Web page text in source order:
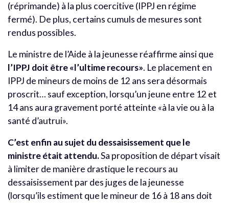
(réprimande) à la plus coercitive (IPPJ en régime
fermé). De plus, certains cumuls de mesures sont
rendus possibles.
Le ministre de l’Aide à la jeunesse réaffirme ainsi que
l’IPPJ doit être «l’ultime recours». Le placement en
IPPJ de mineurs de moins de 12 ans sera désormais
proscrit… sauf exception, lorsqu’un jeune entre 12 et
14 ans aura gravement porté atteinte «à la vie ou à la
santé d’autrui».
C’est enfin au sujet du dessaisissement que le
ministre était attendu.Sa proposition de départ visait
à limiter de manière drastique le recours au
dessaisissement par des juges de la jeunesse
(lorsqu’ils estiment que le mineur de 16 à 18 ans doit